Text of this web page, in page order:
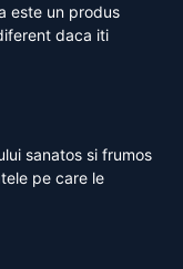
este un produs
daca iti
sanatos si frumos
pe care le